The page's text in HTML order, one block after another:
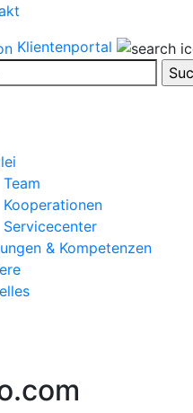
Klientenportal
Team
Kooperationen
Servicecenter
& Kompetenzen